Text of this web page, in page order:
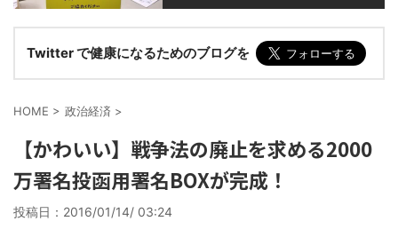
Twitter で健康になるためのブログを
HOME > 政治経済 >
【かわいい】戦争法の廃止を求める2000
万署名投函用署名BOXが完成！
投稿日： 2016/01/14/ 03:24